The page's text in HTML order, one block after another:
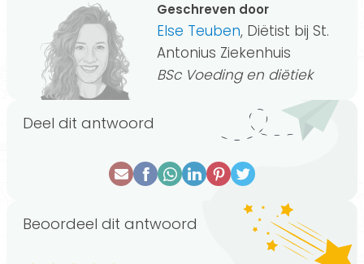
Geschreven door
Else Teuben, Diëtist bij St.
Antonius Ziekenhuis
BSc Voeding en diëtiek
Deel dit antwoord
Beoordeel dit antwoord